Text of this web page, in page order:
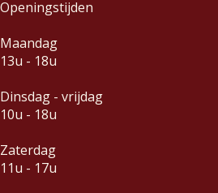
Openingstijden
Maandag
13u - 18u
Dinsdag - vrijdag
10u - 18u
Zaterdag
11u - 17u